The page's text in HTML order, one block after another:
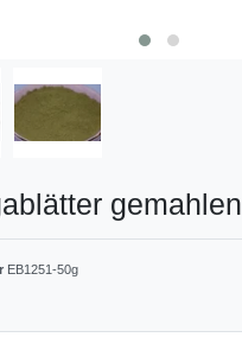
gemahlen
EB1251-50g